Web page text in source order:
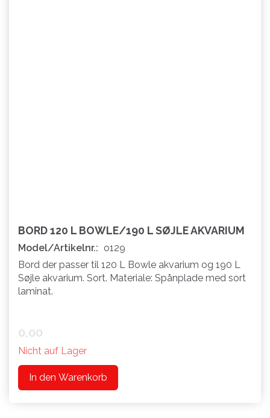
BORD 120 L BOWLE/190 L SØJLE AKVARIUM
Model/Artikelnr.: o129
Bord der passer til 120 L Bowle akvarium og 190 L
Søjle akvarium. Sort. Materiale: Spånplade med sort
laminat.
0,00
Nicht auf Lager
In den Warenkorb